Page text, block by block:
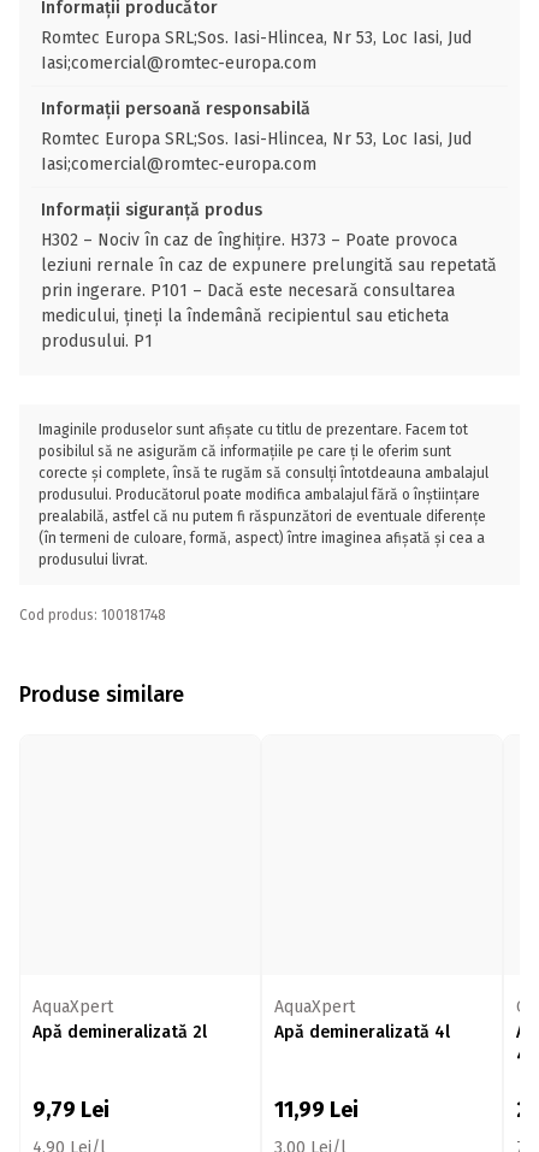
Informații producător
Romtec Europa SRL;Sos. Iasi-Hlincea, Nr 53, Loc Iasi, Jud
Iasi;comercial@romtec-europa.com
Informații persoană responsabilă
Romtec Europa SRL;Sos. Iasi-Hlincea, Nr 53, Loc Iasi, Jud
Iasi;comercial@romtec-europa.com
Informații siguranță produs
H302 – Nociv în caz de înghițire. H373 – Poate provoca
leziuni rernale în caz de expunere prelungită sau repetată
prin ingerare. P101 – Dacă este necesară consultarea
medicului, țineți la îndemână recipientul sau eticheta
produsului. P1
Imaginile produselor sunt afișate cu titlu de prezentare. Facem tot
posibilul să ne asigurăm că informațiile pe care ți le oferim sunt
corecte și complete, însă te rugăm să consulți întotdeauna ambalajul
produsului. Producătorul poate modifica ambalajul fără o înștiințare
prealabilă, astfel că nu putem fi răspunzători de eventuale diferențe
(în termeni de culoare, formă, aspect) între imaginea afișată și cea a
produsului livrat.
Cod produs: 100181748
Produse similare
AquaXpert
Apă demineralizată 2l
9,79 Lei
4,90 Lei/l
AquaXpert
Apă demineralizată 4l
11,99 Lei
3,00 Lei/l